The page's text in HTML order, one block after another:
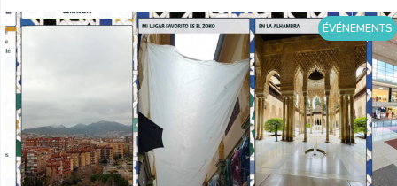
ÉVÉNEMENTS